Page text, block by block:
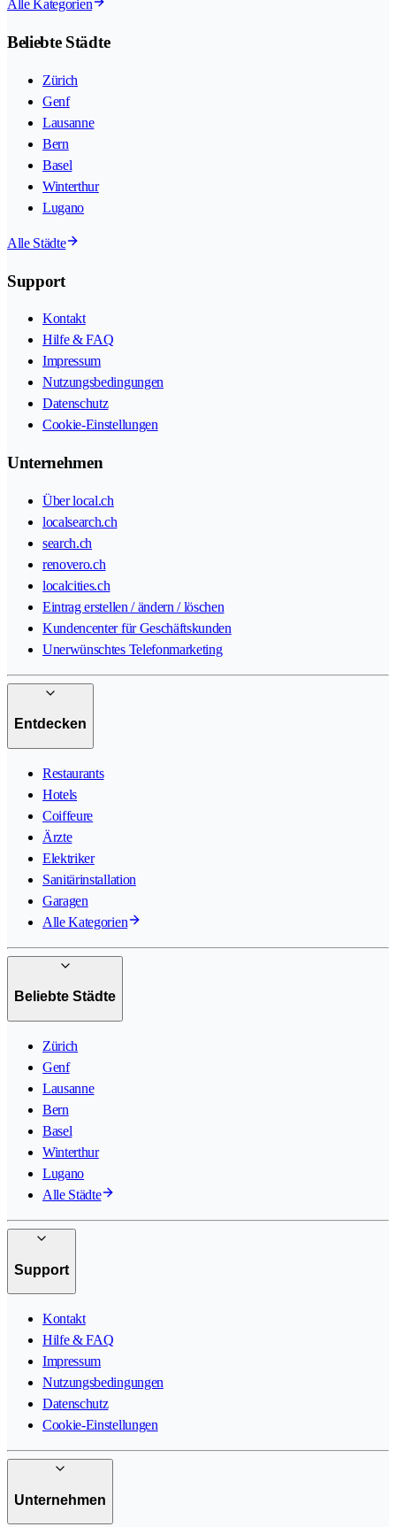
Alle Kategorien
Beliebte Städte
Zürich
Genf
Lausanne
Bern
Basel
Winterthur
Lugano
Alle Städte
Support
Kontakt
Hilfe & FAQ
Impressum
Nutzungsbedingungen
Datenschutz
Cookie-Einstellungen
Unternehmen
Über local.ch
localsearch.ch
search.ch
renovero.ch
localcities.ch
Eintrag erstellen / ändern / löschen
Kundencenter für Geschäftskunden
Unerwünschtes Telefonmarketing
Entdecken
Restaurants
Hotels
Coiffeure
Ärzte
Elektriker
Sanitärinstallation
Garagen
Alle Kategorien
Beliebte Städte
Zürich
Genf
Lausanne
Bern
Basel
Winterthur
Lugano
Alle Städte
Support
Kontakt
Hilfe & FAQ
Impressum
Nutzungsbedingungen
Datenschutz
Cookie-Einstellungen
Unternehmen